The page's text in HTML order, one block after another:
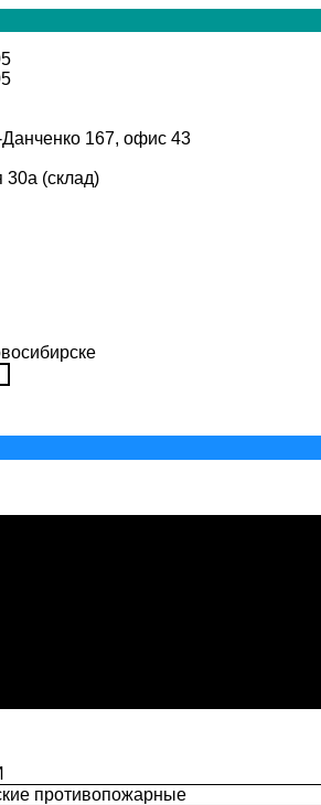
167, офис 43
30а (склад)
противопожарные